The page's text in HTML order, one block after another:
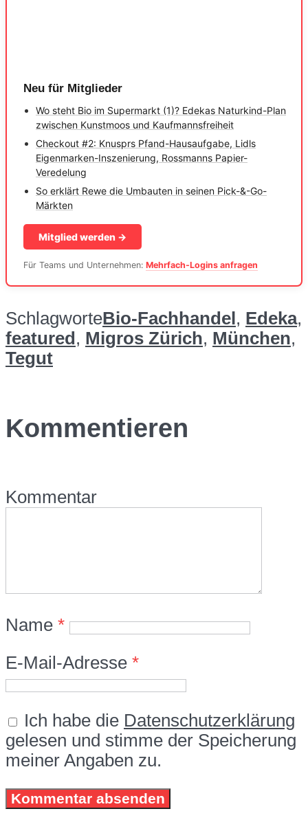
Neu für Mitglieder
Wo steht Bio im Supermarkt (1)? Edekas Naturkind-Plan
zwischen Kunstmoos und Kaufmannsfreiheit
Checkout #2: Knusprs Pfand-Hausaufgabe, Lidls
Eigenmarken-Inszenierung, Rossmanns Papier-
Veredelung
So erklärt Rewe die Umbauten in seinen Pick-&-Go-
Märkten
Mitglied werden →
Für Teams und Unternehmen: Mehrfach-Logins anfragen
SchlagworteBio-Fachhandel , Edeka,
featured , Migros Zürich, München,
Tegut
Kommentieren
Kommentar
Name *
E-Mail-Adresse *
Ich habe die Datenschutzerklärung
gelesen und stimme der Speicherung
meiner Angaben zu.